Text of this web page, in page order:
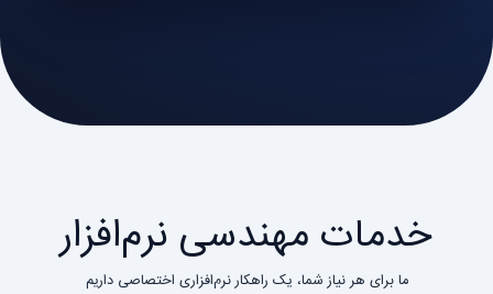
خدمات مهندسی نرم‌افزار
ما برای هر نیاز شما، یک راهکار نرم‌افزاری اختصاصی داریم